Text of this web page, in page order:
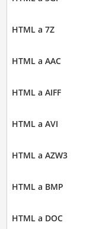
HTML a 7Z
HTML a AAC
HTML a AIFF
HTML a AVI
HTML a AZW3
HTML a BMP
HTML a DOC